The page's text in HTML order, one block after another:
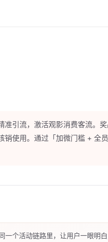
引流，激活观影消费客流。
使用。通过「加微门槛 + 全
个活动链路里，让用户一眼明